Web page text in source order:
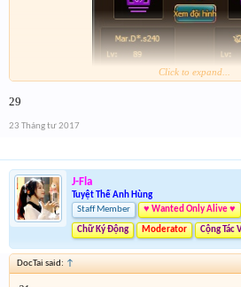
Click to expand...
29
23 Tháng tư 2017
J-Fla
Tuyệt Thế Anh Hùng
Staff Member
♥ Wanted Only Alive ♥
Chữ Ký Động Moderator Cộng Tác
DocTai said: ↑